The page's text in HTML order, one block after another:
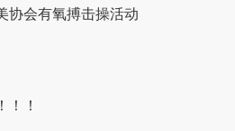
会有氧搏击操活动
！！